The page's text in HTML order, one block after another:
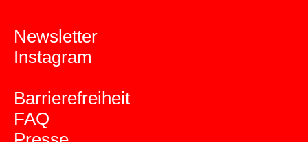
Newsletter
Instagram
Barrierefreiheit
FAQ